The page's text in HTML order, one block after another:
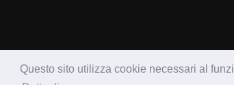
Questo sito utilizza cookie necessari al